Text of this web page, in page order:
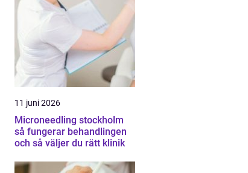
11 juni 2026
Microneedling stockholm
så fungerar behandlingen
och så väljer du rätt klinik